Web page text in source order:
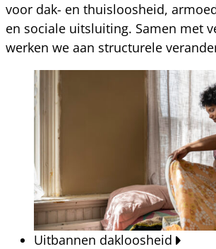
voor dak- en thuisloosheid,
en sociale uitsluiting. Samen met
werken we aan structurele
Uitbannen dakloosheid